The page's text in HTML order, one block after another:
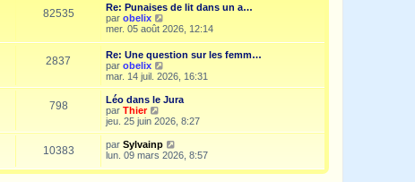
s
a
g
e
e
m
e
s
a
g
e
e
n
i
e
m
e
s
a
g
82535
Re: Punaises de lit dans un a…
par obelix
o
l
e
d
e
r
i
e
r
m
e
mer. 05 août 2026, 12:14
2837
Re: Une question sur les femm…
par obelix
o
i
r
e
e
r
n
i
mar. 14 juil. 2026, 16:31
798
Léo dans le Jura
par Thier
o
i
r
d
jeu. 25 juin 2026, 8:27
10383 par Sylvainp
o
r
lun. 09 mars 2026, 8:57